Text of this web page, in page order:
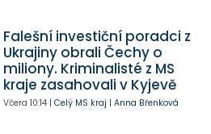
Falešní investiční poradci z
Ukrajiny obrali Čechy o
miliony. Kriminalisté z MS
kraje zasahovali v Kyjevě
Včera 10:14| Celý MS kraj | Anna Břenková